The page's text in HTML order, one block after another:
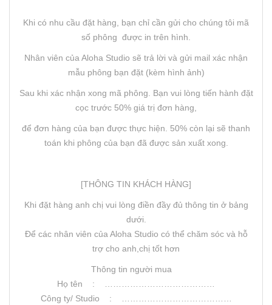
Khi có nhu cầu đặt hàng, bạn chỉ cần gửi cho chúng tôi mã
số phông được in trên hình.
Nhân viên của Aloha Studio sẽ trả lời và gửi mail xác nhận
mẫu phông bạn đặt (kèm hình ảnh)
Sau khi xác nhận xong mã phông. Bạn vui lòng tiến hành đặt
cọc trước 50% giá trị đơn hàng,
để đơn hàng của bạn được thực hiện. 50% còn lại sẽ thanh
toán khi phông của bạn đã được sản xuất xong.
[THÔNG TIN KHÁCH HÀNG]
Khi đặt hàng anh chị vui lòng điền đầy đủ thông tin ở bảng
dưới.
Để các nhân viên của Aloha Studio có thể chăm sóc và hỗ
trợ cho anh,chị tốt hơn
Thông tin người mua
Họ tên : …………………………………
Công ty/ Studio : …………………………………